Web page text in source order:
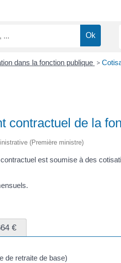
dans la fonction publique >
contractuel de la
(Première ministre)
est soumise à des
€
de retraite de base)